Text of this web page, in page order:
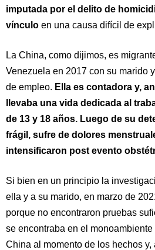
imputada por el delito de
vínculo en una causa difícil de
La China, como dijimos, es
Venezuela en 2017 con su marido
de empleo. Ella es contadora y,
llevaba una vida dedicada al
de 13 y 18 años. Luego de su
frágil, sufre de dolores
intensificaron post evento
Si bien en un principio la
ella y a su marido, en marzo de
porque no encontraron pruebas
se encontraba en el
China al momento de los hechos